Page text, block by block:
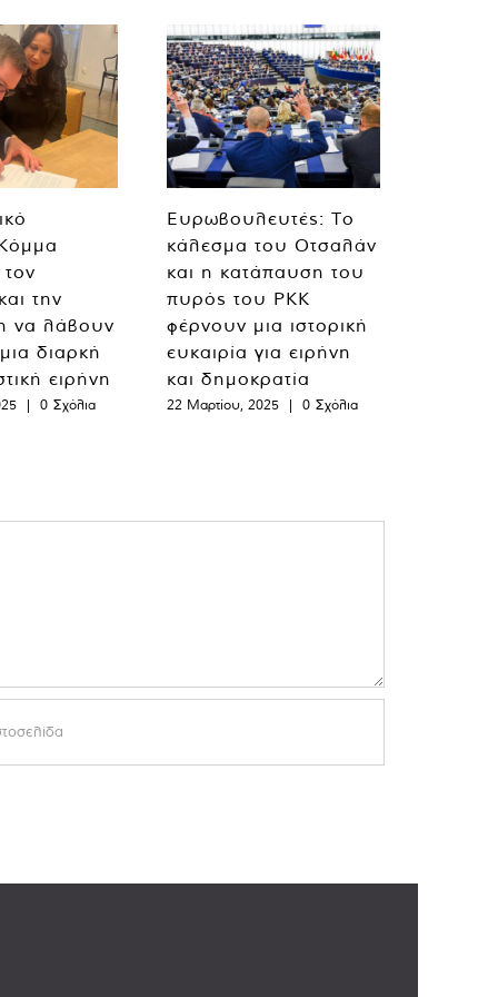
την
να λάβουν
διαρκή
ειρήνη
| 0 Σχόλια
Ευρωβουλευτές: Το
κάλεσμα του Οτσαλάν
και η κατάπαυση του
πυρός του PKK
φέρνουν μια ιστορική
ευκαιρία για ειρήνη
και δημοκρατία
22 Μαρτίου, 2025 | 0 Σχόλια